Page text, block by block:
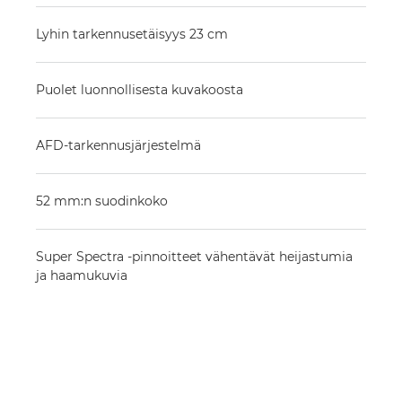
Lyhin tarkennusetäisyys 23 cm
Puolet luonnollisesta kuvakoosta
AFD-tarkennusjärjestelmä
52 mm:n suodinkoko
Super Spectra -pinnoitteet vähentävät heijastumia
ja haamukuvia